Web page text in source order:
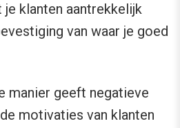
klanten aantrekkelijk
van waar je goed
manier geeft negatieve
motivaties van klanten